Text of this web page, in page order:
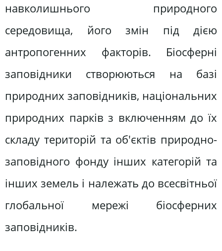
навколишнього природного
середовища, його змін під дією
антропогенних факторів. Біосферні
заповідники створюються на базі
природних заповідників, національних
природних парків з включенням до їх
складу територій та об'єктів природно-
заповідного фонду інших категорій та
інших земель і належать до всесвітньої
глобальної мережі біосферних
заповідників.